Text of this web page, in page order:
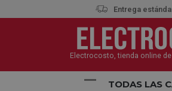
Entrega
Electrocosto, tienda online
TODAS LAS